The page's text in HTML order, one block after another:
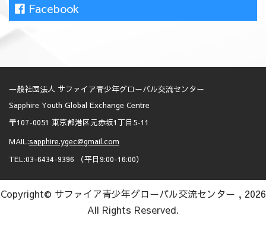
Facebook
一般社団法人 サファイア青少年グローバル交流センター
Sapphire Youth Global Exchange Centre
〒107-0051 東京都港区元赤坂1丁目5-11
MAIL:sapphire.ygec@gmail.com
TEL:03-6434-9396 （平日9:00-16:00）
Copyright© サファイア青少年グローバル交流センター , 2026
All Rights Reserved.